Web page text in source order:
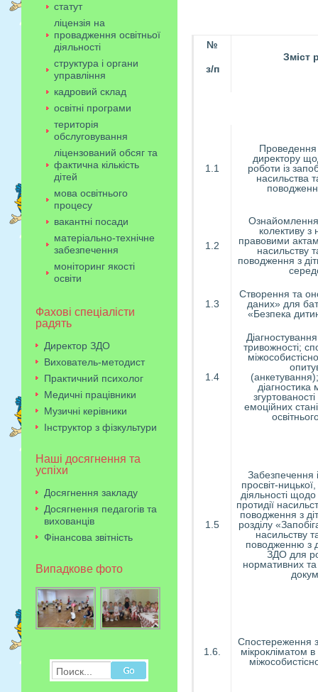
№
з/п
Зміст
1.1
директору
роботи із
насильства
1.2
Ознайомлення
колективу
правовими
насильству
поводження з
1.3
Створення та
даних» для
«Безпека
1.4
тривожності;
діагностика
емоційних
1.5
Забезпечення
просвіт-
діяльності
протидії
поводження з
розділу
насильству
поводженню з
ЗДО для
нормативних
1.6.
Спостереження
мікрокліматом
статут
ліцензія на
провадження освітньої
діяльності
структура і органи
управління
кадровий склад
освітні програми
територія
обслуговування
ліцензований обсяг та
фактична кількість
дітей
мова освітнього
процесу
вакантні посади
матеріально-технічне
забезпечення
моніторинг якості
освіти
Фахові спеціалісти
радять
Директор ЗДО
Вихователь-методист
Практичний психолог
Медичні працівники
Музичні керівники
Інструктор з фізкультури
Наші досягнення та
успіхи
Досягнення закладу
Досягнення педагогів та
вихованців
Фінансова звітність
Випадкове фото
Поиск...